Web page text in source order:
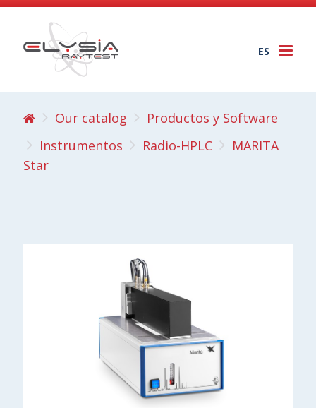
ES
Our catalog
Productos y Software
Instrumentos
Radio-HPLC
MARITA
Star